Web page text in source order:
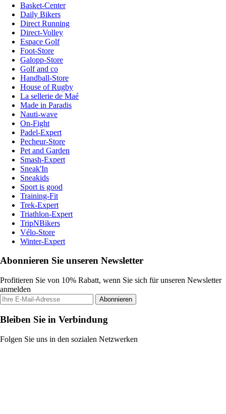
Basket-Center
Daily Bikers
Direct Running
Direct-Volley
Espace Golf
Foot-Store
Galopp-Store
Golf and co
Handball-Store
House of Rugby
La sellerie de Maé
Made in Paradis
Nauti-wave
On-Fight
Padel-Expert
Pecheur-Store
Pet and Garden
Smash-Expert
Sneak'In
Sneakids
Sport is good
Training-Fit
Trek-Expert
Triathlon-Expert
TripNBikers
Vélo-Store
Winter-Expert
Abonnieren Sie unseren Newsletter
Profitieren Sie von 10% Rabatt, wenn Sie sich für unseren Newsletter
anmelden
Abonnieren
Bleiben Sie in Verbindung
Folgen Sie uns in den sozialen Netzwerken